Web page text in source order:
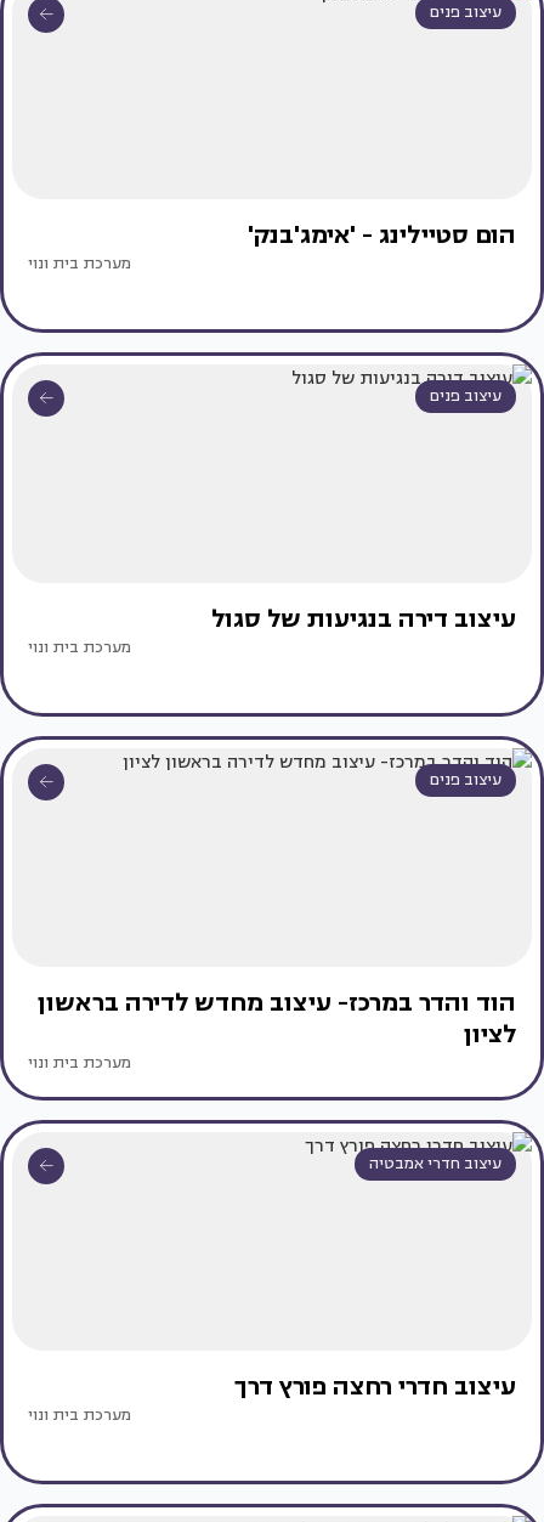
עיצוב פנים
הום סטיילינג - 'אימג'בנק'
מערכת בית ונוי
עיצוב פנים
עיצוב דירה בנגיעות של סגול
מערכת בית ונוי
עיצוב פנים
הוד והדר במרכז- עיצוב מחדש לדירה בראשון
לציון
מערכת בית ונוי
עיצוב חדרי אמבטיה
עיצוב חדרי רחצה פורץ דרך
מערכת בית ונוי